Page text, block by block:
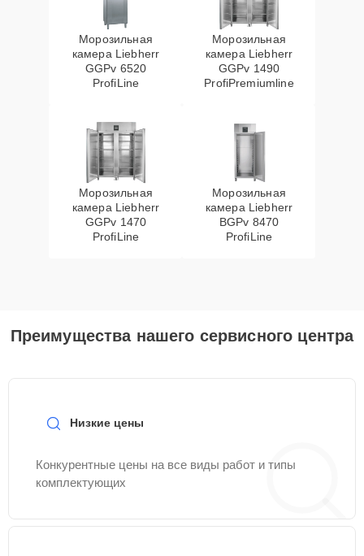
Морозильная
камера Liebherr
GGPv 6520
ProfiLine
Морозильная
камера Liebherr
GGPv 1490
ProfiPremiumline
Морозильная
камера Liebherr
GGPv 1470
ProfiLine
Морозильная
камера Liebherr
BGPv 8470
ProfiLine
Преимущества нашего сервисного центра
Низкие цены
Конкурентные цены на все виды работ и типы
комплектующих